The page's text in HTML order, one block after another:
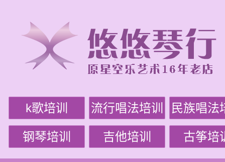
k歌培训 流行唱法培训 民族唱法
钢琴培训 吉他培训 古筝培